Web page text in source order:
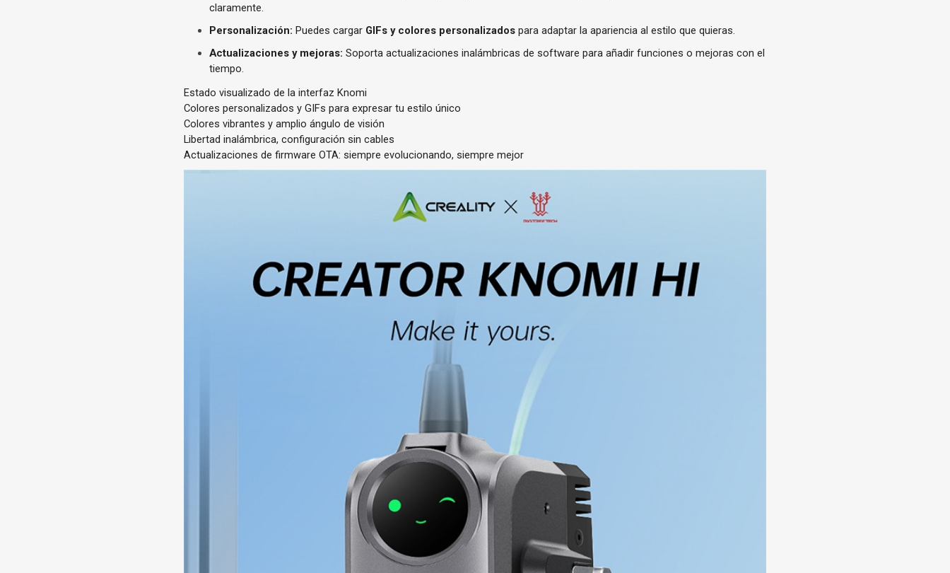
claramente.
Personalización: Puedes cargar GIFs y colores personalizados para adaptar la apariencia al estilo que quieras.
Actualizaciones y mejoras: Soporta actualizaciones inalámbricas de software para añadir funciones o mejoras con el
tiempo.
Estado visualizado de la interfaz Knomi
Colores personalizados y GIFs para expresar tu estilo único
Colores vibrantes y amplio ángulo de visión
Libertad inalámbrica, configuración sin cables
Actualizaciones de firmware OTA: siempre evolucionando, siempre mejor